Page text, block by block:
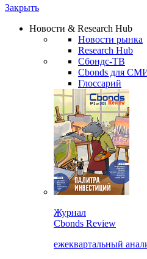
Watchlist
Сбондс Люди
Новости & Research Hub
Новости рынка
Research Hub
Сбондс-ТВ
Cbonds для СМИ
Глоссарий